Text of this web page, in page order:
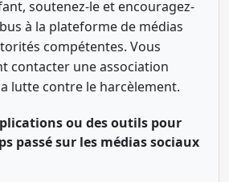
soutenez-le et encouragez-
à la plateforme de médias
compétentes. Vous
contacter une association
lutte contre le harcèlement.
ou des outils pour
passé sur les médias sociaux